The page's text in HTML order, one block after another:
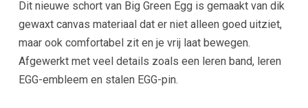
Dit nieuwe schort van Big Green Egg is gemaakt van dik
gewaxt canvas materiaal dat er niet alleen goed uitziet,
maar ook comfortabel zit en je vrij laat bewegen.
Afgewerkt met veel details zoals een leren band, leren
EGG-embleem en stalen EGG-pin.